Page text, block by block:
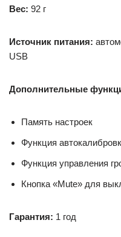
Вес: 92 г
Источник питания:
USB
Дополнительные
Память настроек
Функция
Функция управления
Кнопка «Mute» для
Гарантия: 1 год